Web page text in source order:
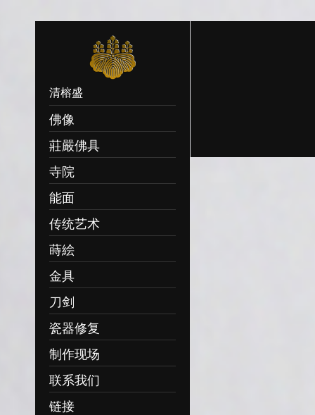
清榕盛
佛像
莊嚴佛具
寺院
能面
传统艺术
蒔絵
金具
刀剑
瓷器修复
制作现场
联系我们
链接